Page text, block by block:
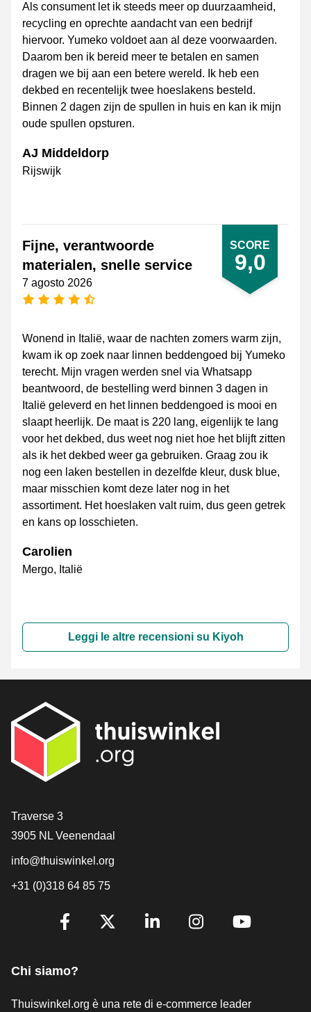
Als consument let ik steeds meer op duurzaamheid,
recycling en oprechte aandacht van een bedrijf
hiervoor. Yumeko voldoet aan al deze voorwaarden.
Daarom ben ik bereid meer te betalen en samen
dragen we bij aan een betere wereld. Ik heb een
dekbed en recentelijk twee hoeslakens besteld.
Binnen 2 dagen zijn de spullen in huis en kan ik mijn
oude spullen opsturen.
AJ Middeldorp
Rijswijk
SCORE
9,0
Fijne, verantwoorde
materialen, snelle service
7 agosto 2026
[_General:NumberOfStarsPluralFormat]
Wonend in Italië, waar de nachten zomers warm zijn,
kwam ik op zoek naar linnen beddengoed bij Yumeko
terecht. Mijn vragen werden snel via Whatsapp
beantwoord, de bestelling werd binnen 3 dagen in
Italië geleverd en het linnen beddengoed is mooi en
slaapt heerlijk. De maat is 220 lang, eigenlijk te lang
voor het dekbed, dus weet nog niet hoe het blijft zitten
als ik het dekbed weer ga gebruiken. Graag zou ik
nog een laken bestellen in dezelfde kleur, dusk blue,
maar misschien komt deze later nog in het
assortiment. Het hoeslaken valt ruim, dus geen getrek
en kans op losschieten.
Carolien
Mergo, Italië
Leggi le altre recensioni su Kiyoh
[_General:Contact]
Traverse 3
3905 NL Veenendaal
info@thuiswinkel.org
+31 (0)318 64 85 75
[_General:SocialMediaTitle]
Chi siamo?
Thuiswinkel.org è una rete di e-commerce leader